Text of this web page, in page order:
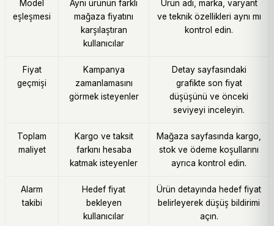
Model
eşleşmesi
Aynı ürünün farklı
mağaza fiyatını
karşılaştıran
kullanıcılar
Ürün adı, marka, varyant
ve teknik özellikleri aynı mı
kontrol edin.
Fiyat
geçmişi
Kampanya
zamanlamasını
görmek isteyenler
Detay sayfasındaki
grafikte son fiyat
düşüşünü ve önceki
seviyeyi inceleyin.
Toplam
maliyet
Kargo ve taksit
farkını hesaba
katmak isteyenler
Mağaza sayfasında kargo,
stok ve ödeme koşullarını
ayrıca kontrol edin.
Alarm
takibi
Hedef fiyat
bekleyen
kullanıcılar
Ürün detayında hedef fiyat
belirleyerek düşüş bildirimi
açın.